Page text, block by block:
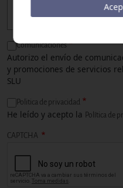
Comunicaciones
Autorizo el envío de
y promociones de servicios
SLU
Politica de privacidad
He leído y acepto la Política de
CAPTCHA